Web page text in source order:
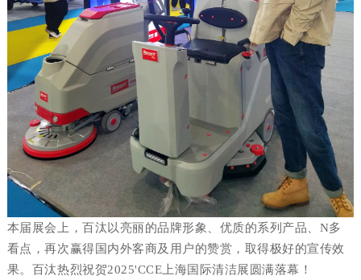
本届展会上，百汰以亮丽的品牌形象、优质的系列产品、N多
看点，再次赢得国内外客商及用户的赞赏，取得极好的宣传效
果。 百汰热烈祝贺2025'CCE上海国际清洁展圆满落幕！